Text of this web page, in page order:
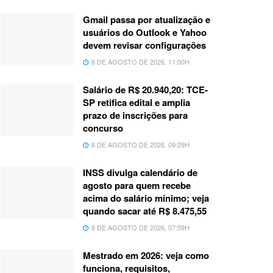
Gmail passa por atualização e
usuários do Outlook e Yahoo
devem revisar configurações
8 DE AGOSTO DE 2026, 11:00H
Salário de R$ 20.940,20: TCE-
SP retifica edital e amplia
prazo de inscrições para
concurso
8 DE AGOSTO DE 2026, 09:29H
INSS divulga calendário de
agosto para quem recebe
acima do salário mínimo; veja
quando sacar até R$ 8.475,55
8 DE AGOSTO DE 2026, 07:59H
Mestrado em 2026: veja como
funciona, requisitos,